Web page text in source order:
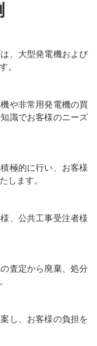
、大型発電機および
。
や非常用発電機の買
識でお客様のニーズ
極的に行い、お客様
します。
、公共工事受注者様
査定から廃棄、処分
し、お客様の負担を